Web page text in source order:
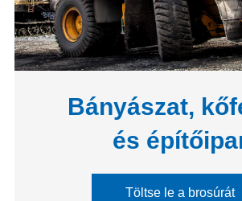
Bányászat,
és
Töltse le a brosúrát